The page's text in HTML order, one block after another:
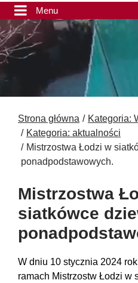
Menu
Strona główna
Kategoria:
Kategoria: aktualności
Mistrzostwa Łodzi w
ponadpodstawowych.
Mistrzostwa
siatkówce
W dniu 10 stycznia 2024
ramach Mistrzostw Łodzi w